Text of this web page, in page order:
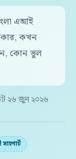
এআই
কখন
কোন ভুল
২৬ জুন ২০২৬